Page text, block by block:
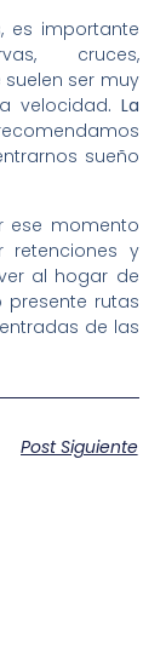
, es importante
cruces,
ser muy
velocidad. La
sueño
ese momento
retenciones y
al hogar de
presente rutas
de las
Post Siguiente